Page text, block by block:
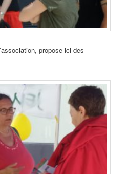
propose ici des